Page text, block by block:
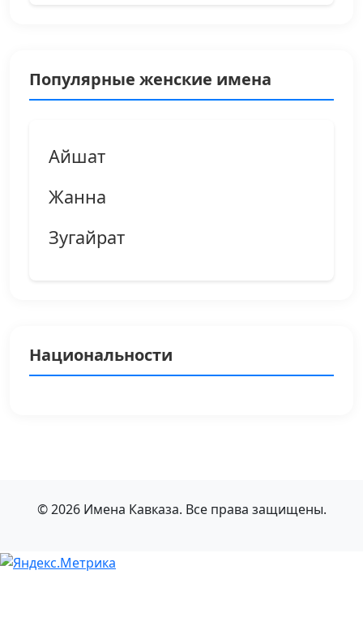
Популярные женские имена
Айшат
Жанна
Зугайрат
Национальности
© 2026 Имена Кавказа. Все права защищены.